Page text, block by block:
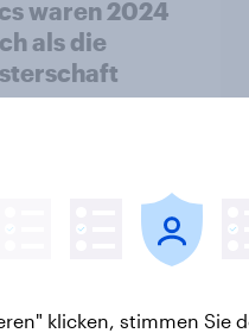
waren 2024
als die
Buzz Rankings
klicken, stimmen Sie